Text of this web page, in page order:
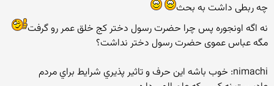
چه ربطی داشت به بحث
نه اگه اونجوره پس چرا حضرت رسول دختر کج خلق عمر رو گرفت
مگه عباس عموی حضرت رسول دختر نداشت؟
nimachi: خوب باشه اين حرف و تاثير پذيري شرايط براي مردم